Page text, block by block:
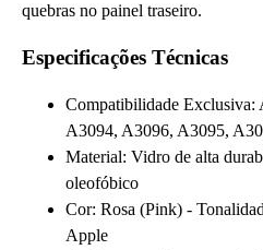
quebras no painel traseiro.
Especificações Técnicas
Compatibilidade Exclusiva:
A3094, A3096, A3095,
Material: Vidro de alta
oleofóbico
Cor: Rosa (Pink) -
Apple